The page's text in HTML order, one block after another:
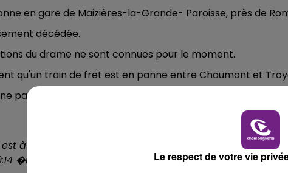
LE WEEK-END
en gare de Maizières-la-Grande- Paroisse, près de
décédée.
du drame ne sont connues pour le moment.
qu'un train de fret est en panne entre Chaumont et
pas se rendre en gare et à consulter les systèmes
à noter suite à l'accident de personne de Romilly-sur-
�R Supprimé
https://t.co/JICBWyuqQXLe respect de votre vie